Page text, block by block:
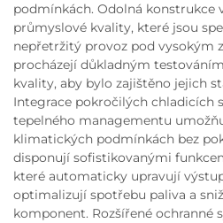
podmínkách. Odolná konstrukce
průmyslové kvality, které jsou
nepřetržitý provoz pod vysokým
procházejí důkladným
kvality, aby bylo zajištěno jejich
Integrace pokročilých chladicích
tepelného managementu
klimatických podmínkách bez
disponují sofistikovanými
které automaticky upravují
optimalizují spotřebu paliva a
komponent. Rozšířené ochranné